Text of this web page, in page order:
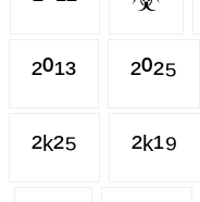
²⁰¹³ ²⁰²⁵
²ᵏ²⁵ ²ᵏ¹⁹